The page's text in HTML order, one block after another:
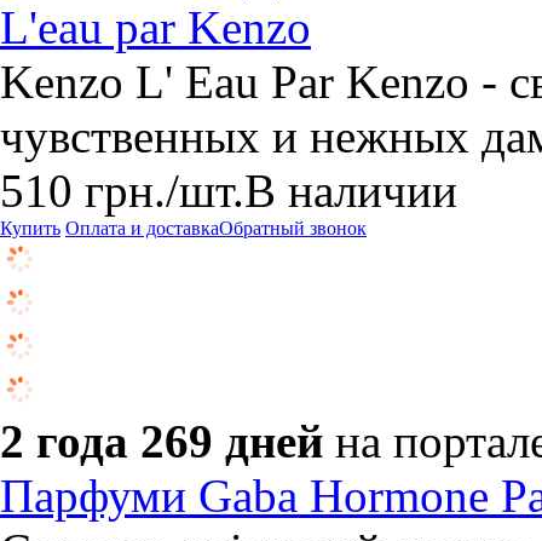
L'eau par Kenzo
Kenzo L' Eau Par Kenzo -
чувственных и нежных
510 грн./шт.В наличии
Купить Оплата и доставкаОбратный звонок
2 года 269 дней на
Парфуми Gaba Hormone